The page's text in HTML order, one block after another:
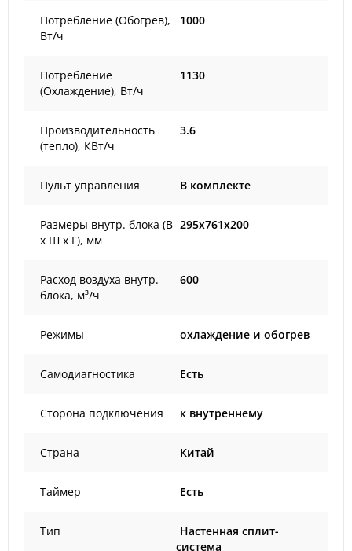
Потребление (Обогрев),
Вт/ч
1000
Потребление
(Охлаждение), Вт/ч
1130
Производительность
(тепло), КВт/ч
3.6
Пульт управления В комплекте
Размеры внутр. блока (В
х Ш х Г), мм
295x761x200
Расход воздуха внутр.
блока, м³/ч
600
Режимы охлаждение и обогрев
Самодиагностика Есть
Сторона подключения к внутреннему
Страна Китай
Таймер Есть
Тип
Настенная сплит-
система